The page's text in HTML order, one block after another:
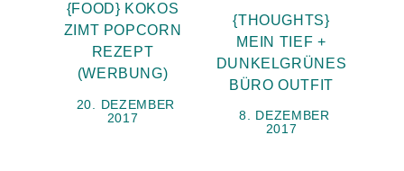
{FOOD} KOKOS
ZIMT POPCORN
REZEPT
(WERBUNG)
20. DEZEMBER
2017
{THOUGHTS}
MEIN TIEF +
DUNKELGRÜNES
BÜRO OUTFIT
8. DEZEMBER
2017